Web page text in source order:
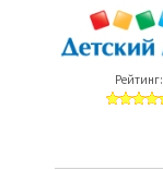
Рейтинг: